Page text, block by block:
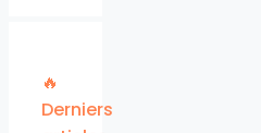
🔥
Derniers